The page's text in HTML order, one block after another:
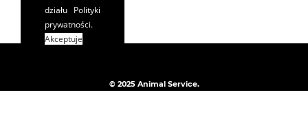
© 2025 Animal Service.
działu Polityki
prywatności.
Akceptuje